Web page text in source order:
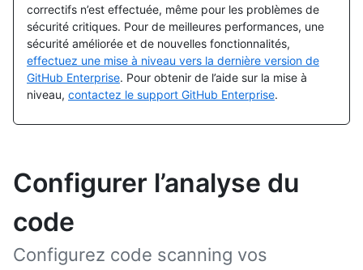
correctifs n’est effectuée, même pour les problèmes de
sécurité critiques. Pour de meilleures performances, une
sécurité améliorée et de nouvelles fonctionnalités,
effectuez une mise à niveau vers la dernière version de
GitHub Enterprise. Pour obtenir de l’aide sur la mise à
niveau, contactez le support GitHub Enterprise.
Configurer l’analyse du
code
Configurez code scanning vos